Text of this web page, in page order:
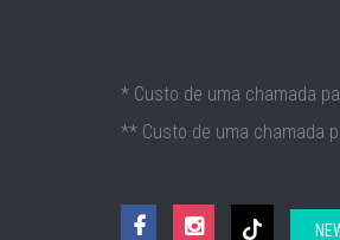
* Custo de uma chamada
** Custo de uma chamada